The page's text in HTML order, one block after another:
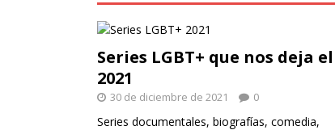
Series LGBT+ que nos deja el
2021
30 de diciembre de 2021 0
Series documentales, biografías, comedia,